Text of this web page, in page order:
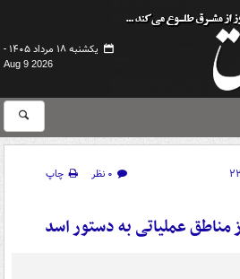
یکشنبه ۱۸ مرداد ۱۴۰۵ -
Aug 9 2026
۰ نظر
چاپ
مناطق عملیاتی به دستور اسد